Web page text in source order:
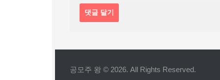
공모주 왕 © 2026. All Rights Reserved.